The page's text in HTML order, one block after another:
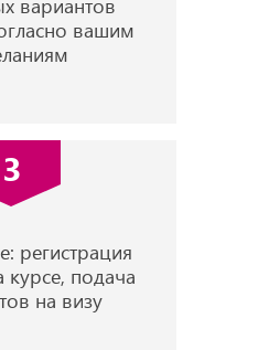
вашим
3
регистрация
подача
на визу